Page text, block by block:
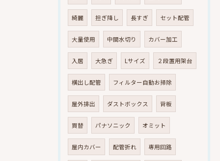
綺麗 担ぎ降し 長すぎ セット配管
大量使用 中間水切り カバー加工
入居 大急ぎ Lサイズ ２段置用架台
横出し配管 フィルター自動お掃除
屋外排出 ダストボックス 背板
買替 パナソニック オミット
屋内カバー 配管折れ 専用回路